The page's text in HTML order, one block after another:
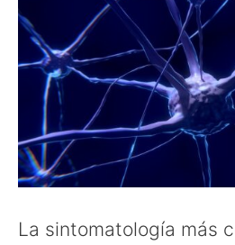
La sintomatología más